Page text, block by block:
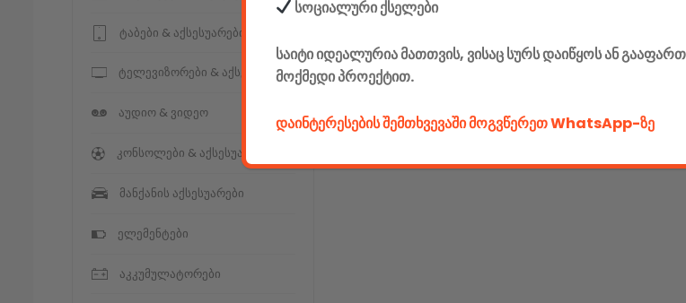
ტაბები & აქსესუარები
ტელევიზორები & აქსესუარები
აუდიო & ვიდეო
კონსოლები & აქსესუარები
მანქანის აქსესუარები
ელემენტები
აკკუმულატორები
სოციალური ქსელები
საიტი იდეალურია მათთვის, ვისაც სურს დაიწყოს ან
მოქმედი პროექტით.
დაინტერესების შემთხვევაში მოგვწერეთ WhatsApp-ზე